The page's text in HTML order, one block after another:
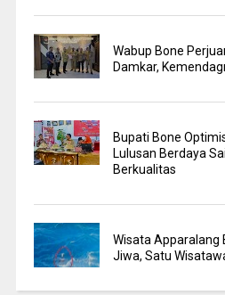
Wabup Bone
Damkar,
Bupati Bone
Lulusan Berdaya
Berkualitas
Wisata Apparalang
Jiwa, Satu